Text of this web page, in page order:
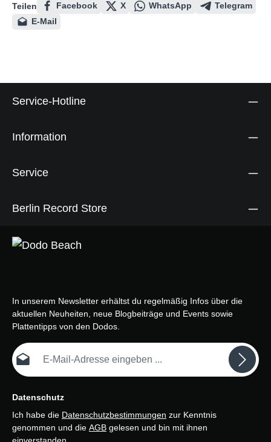
Teilen Facebook X WhatsApp
Telegram
E-Mail
Service-Hotline
Information
Service
Berlin Record Store
In unserem Newsletter erhältst du regelmäßig Infos über die
aktuellen Neuheiten, neue Blogbeiträge und Events sowie
Plattentipps von den Dodos.
E-Mail-Adresse*
Datenschutz
Ich habe die Datenschutzbestimmungen zur Kenntnis
genommen und die AGB gelesen und bin mit ihnen